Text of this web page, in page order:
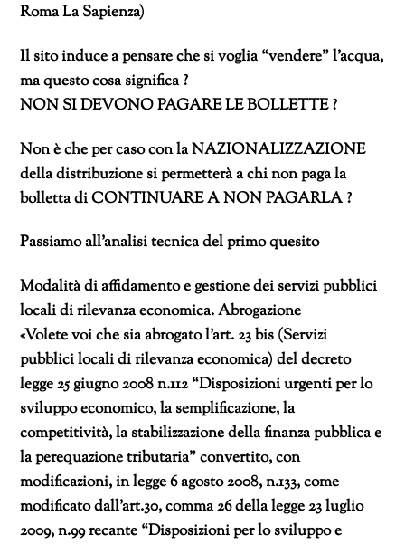
Roma La Sapienza)
Il sito induce a pensare che si voglia “vendere” l’acqua,
ma questo cosa significa ?
NON SI DEVONO PAGARE LE BOLLETTE ?
Non è che per caso con la NAZIONALIZZAZIONE
della distribuzione si permetterà a chi non paga la
bolletta di CONTINUARE A NON PAGARLA ?
Passiamo all’analisi tecnica del primo quesito
Modalità di affidamento e gestione dei servizi pubblici
locali di rilevanza economica. Abrogazione
«Volete voi che sia abrogato l’art. 23 bis (Servizi
pubblici locali di rilevanza economica) del decreto
legge 25 giugno 2008 n.112 “Disposizioni urgenti per lo
sviluppo economico, la semplificazione, la
competitività, la stabilizzazione della finanza pubblica e
la perequazione tributaria” convertito, con
modificazioni, in legge 6 agosto 2008, n.133, come
modificato dall’art.30, comma 26 della legge 23 luglio
2009, n.99 recante “Disposizioni per lo sviluppo e